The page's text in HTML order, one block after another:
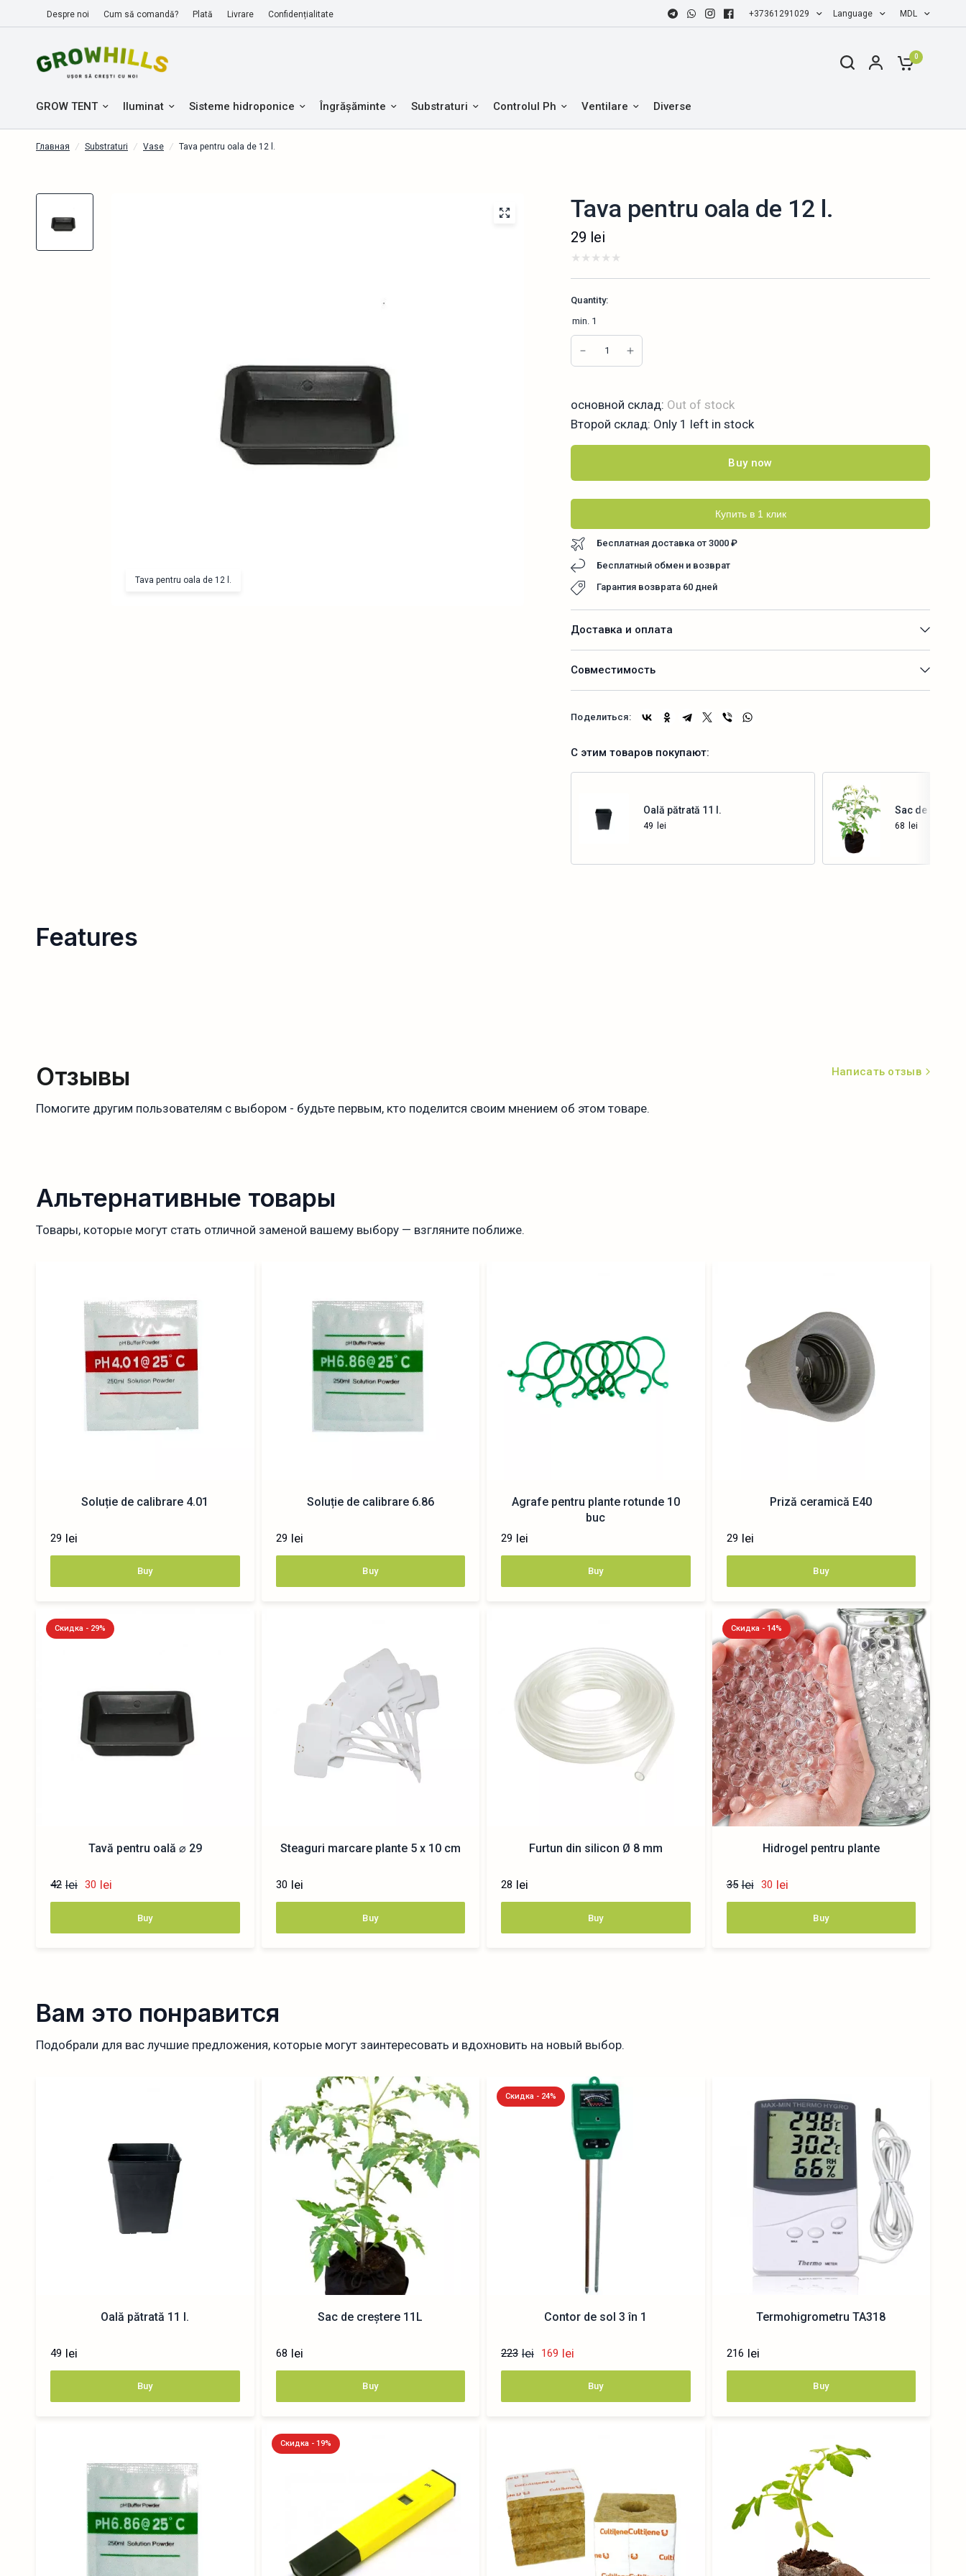
Despre noi Cum să comandă? Plată Livrare Confidențialitate +37361291029 Language MDL
0
GROW TENT Iluminat Sisteme hidroponice Îngrășăminte Substraturi Controlul Ph Ventilare Diverse
Главная / Substraturi / Vase / Tava pentru oala de 12 l.
Tava pentru oala de 12 l.
Tava pentru oala de 12 l.
29 lei
Quantity:
min. 1
основной склад: Out of stock
Второй склад: Only 1 left in stock
Buy now
Купить в 1 клик
Бесплатная доставка от 3000 ₽
Бесплатный обмен и возврат
Гарантия возврата 60 дней
Доставка и оплата
Совместимость
Поделиться:
С этим товаров покупают:
Oală pătrată 11 l.
49 lei
Sac de
68 lei
Features
Отзывы
Помогите другим пользователям с выбором - будьте первым, кто поделится своим мнением об этом товаре.
Написать отзыв
Альтернативные товары
Товары, которые могут стать отличной заменой вашему выбору — взгляните поближе.
Soluție de calibrare 4.01
29 lei
Buy
Soluție de calibrare 6.86
29 lei
Buy
Agrafe pentru plante rotunde 10
buc
29 lei
Buy
Priză ceramică E40
29 lei
Buy
Скидка - 29%
Tavă pentru oală ⌀ 29
42 lei 30 lei
Buy
Steaguri marcare plante 5 x 10 cm
30 lei
Buy
Furtun din silicon Ø 8 mm
28 lei
Buy
Скидка - 14%
Hidrogel pentru plante
35 lei 30 lei
Buy
Вам это понравится
Подобрали для вас лучшие предложения, которые могут заинтересовать и вдохновить на новый выбор.
Oală pătrată 11 l.
49 lei
Buy
Sac de creștere 11L
68 lei
Buy
Скидка - 24%
Contor de sol 3 în 1
223 lei 169 lei
Buy
Termohigrometru TA318
216 lei
Buy
Скидка - 19%